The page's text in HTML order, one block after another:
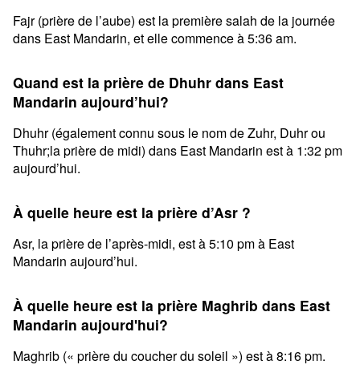
Fajr (prière de l’aube) est la première salah de la journée
dans East Mandarin, et elle commence à 5:36 am.
Quand est la prière de Dhuhr dans East
Mandarin aujourd’hui?
Dhuhr (également connu sous le nom de Zuhr, Duhr ou
Thuhr;la prière de midi) dans East Mandarin est à 1:32 pm
aujourd’hui.
À quelle heure est la prière d’Asr ?
Asr, la prière de l’après-midi, est à 5:10 pm à East
Mandarin aujourd’hui.
À quelle heure est la prière Maghrib dans East
Mandarin aujourd'hui?
Maghrib (« prière du coucher du soleil ») est à 8:16 pm.